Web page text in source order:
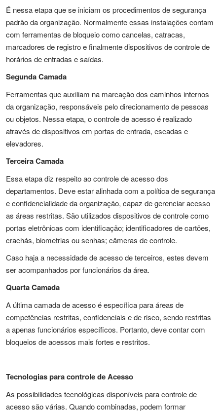
É nessa etapa que se iniciam os procedimentos de segurança
padrão da organização. Normalmente essas instalações contam
com ferramentas de bloqueio como cancelas, catracas,
marcadores de registro e finalmente dispositivos de controle de
horários de entradas e saídas.
Segunda Camada
Ferramentas que auxiliam na marcação dos caminhos internos
da organização, responsáveis pelo direcionamento de pessoas
ou objetos. Nessa etapa, o controle de acesso é realizado
através de dispositivos em portas de entrada, escadas e
elevadores.
Terceira Camada
Essa etapa diz respeito ao controle de acesso dos
departamentos. Deve estar alinhada com a política de segurança
e confidencialidade da organização, capaz de gerenciar acesso
as áreas restritas. São utilizados dispositivos de controle como
portas eletrônicas com identificação; identificadores de cartões,
crachás, biometrias ou senhas; câmeras de controle.
Caso haja a necessidade de acesso de terceiros, estes devem
ser acompanhados por funcionários da área.
Quarta Camada
A última camada de acesso é específica para áreas de
competências restritas, confidenciais e de risco, sendo restritas
a apenas funcionários específicos. Portanto, deve contar com
bloqueios de acessos mais fortes e restritos.
Tecnologias para controle de Acesso
As possibilidades tecnológicas disponíveis para controle de
acesso são várias. Quando combinadas, podem formar